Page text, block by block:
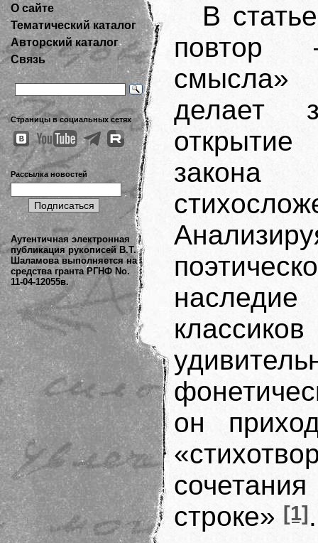
О сайте
Тематический каталог
Авторский каталог
Связь
Страницы в социальных сетях
Рассылка новостей
Аутентичная электронная
публикация рукописей В.Т.
Шаламова выполняется на
средства гранта РГНФ No.
11-04-12055в.
В
повтор
делает
закона
он
строке» [1].